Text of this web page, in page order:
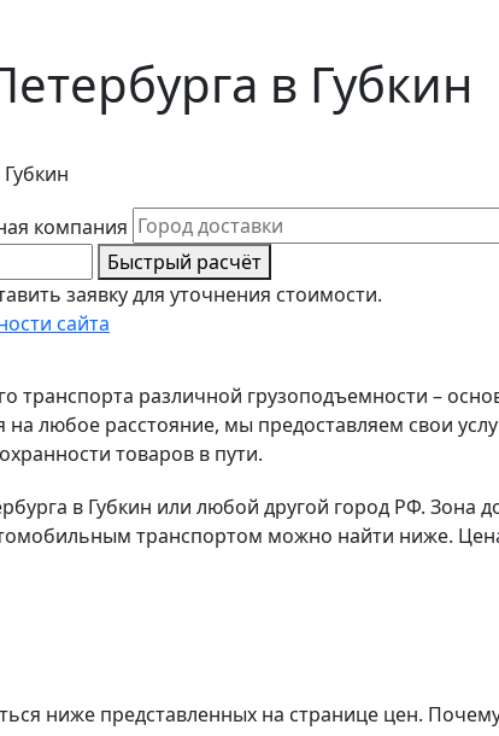
в Губкин
Быстрый расчёт
заявку для уточнения стоимости.
сайта
транспорта различной грузоподъемности –
любое расстояние, мы предоставляем свои
товаров в пути.
в Губкин или любой другой город РФ. Зона
транспортом можно найти ниже.
ниже представленных на странице цен.